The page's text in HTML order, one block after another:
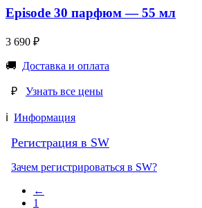
Episode 30 парфюм — 55 мл
3 690 ₽
🚚 Доставка и оплата
₽ Узнать все цены
ℹ️ Информация
Регистрация в SW
Зачем регистрироваться в SW?
←
1